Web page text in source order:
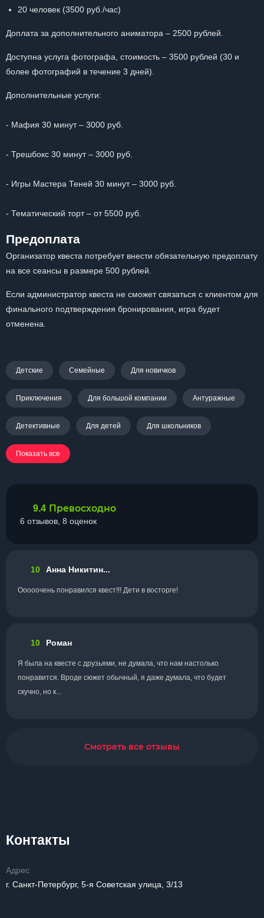
20 человек (3500 руб./час)
Доплата за дополнительного аниматора – 2500 рублей.
Доступна услуга фотографа, стоимость – 3500 рублей (30 и
более фотографий в течение 3 дней).
Дополнительные услуги:
- Мафия 30 минут – 3000 руб.
- Трешбокс 30 минут – 3000 руб.
- Игры Мастера Теней 30 минут – 3000 руб.
- Тематический торт – от 5500 руб.
Предоплата
Организатор квеста потребует внести обязательную предоплату
на все сеансы в размере 500 рублей.
Если администратор квеста не сможет связаться с клиентом для
финального подтверждения бронирования, игра будет
отменена.
Детские Семейные Для новичков
Приключения Для большой компании Антуражные
Детективные Для детей Для школьников
Показать все
9.4 Превосходно
6 отзывов, 8 оценок
10 Анна Никитин...
Ооооочень понравился квест!!! Дети в восторге!
10 Роман
Я была на квесте с друзьями, не думала, что нам настолько
понравится. Вроде сюжет обычный, я даже думала, что будет
скучно, но к...
Смотреть все отзывы
Контакты
Адрес
г. Санкт-Петербург, 5-я Советская улица, 3/13